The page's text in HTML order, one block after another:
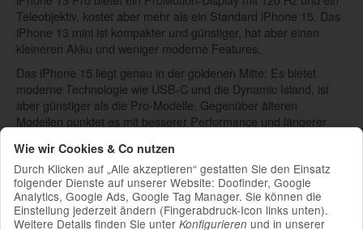
Teleobjektiv, kostet aber mehr als ein Standard iPhone 15. Das
iPhone 13 mini ist kompakter und günstiger, hat aber einen
kleineren Akku und weniger moderne Features.
Das iPhone 15 liegt genau in der goldenen Mitte: Es bietet
moderne Technologie wie USB-C und die Dynamic Island, ist
aber günstiger als die Pro-Modelle. Gegenüber älteren
Modellen punktet es mit besserer Performance und längerer
aber nicht die aktuelle Dynamic Island. Für die meisten Nutzer
bietet das iPhone 15 das beste Preis-Leistungs-Verhältnis im
gesamten iPhone-Portfolio.
Wie wir Cookies & Co nutzen
Durch Klicken auf „Alle akzeptieren“ gestatten Sie den Einsatz
folgender Dienste auf unserer Website: Doofinder, Google
Analytics, Google Ads, Google Tag Manager. Sie können die
Einstellung jederzeit ändern (Fingerabdruck-Icon links unten).
Weitere Details finden Sie unter Konfigurieren und in unserer